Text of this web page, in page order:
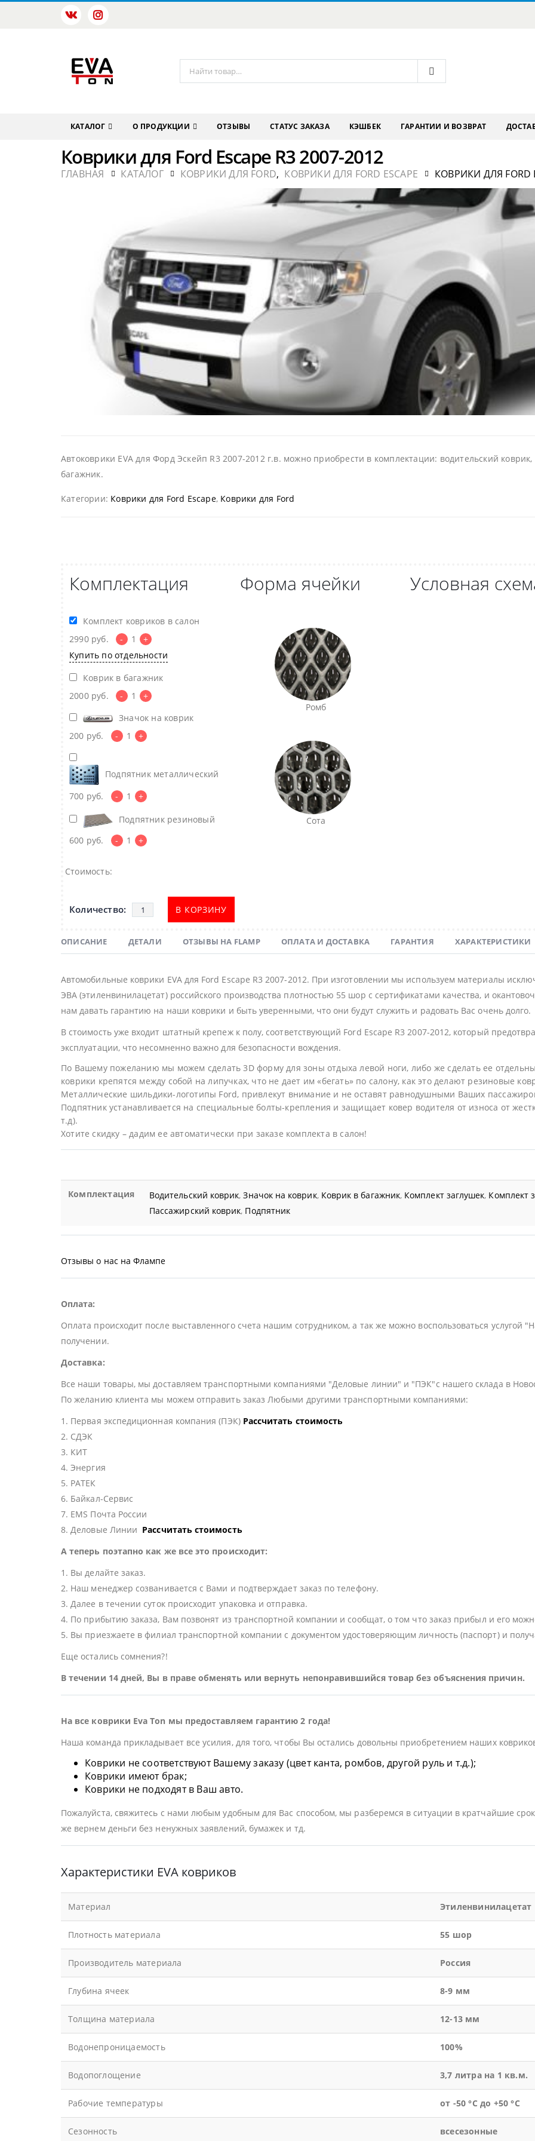
КАТАЛОГ О ПРОДУКЦИИ ОТЗЫВЫ СТАТУС ЗАКАЗА КЭШБЕК ГАРАНТИИ И ВОЗВРАТ
Коврики для Ford Escape R3 2007-2012
ГЛАВНАЯ КАТАЛОГ КОВРИКИ ДЛЯ FORD, КОВРИКИ ДЛЯ FORD ESCAPE КОВРИКИ ДЛЯ FORD
Автоковрики EVA для Форд Эскейп R3 2007-2012 г.в. можно приобрести в комплектации: водительский
багажник.
Категории: Коврики для Ford Escape, Коврики для Ford
Комплектация
Комплект ковриков в салон
2990 руб. - 1
+
Купить по отдельности
Коврик в багажник
2000 руб. - 1
+
Значок на коврик
200 руб. - 1 +
Подпятник металлический
700 руб. - 1 +
Подпятник резиновый
600 руб. - 1 +
Форма ячейки
Ромб
Сота
Условная
Стоимость:
В КОРЗИНУ
ОПИСАНИЕ ДЕТАЛИ ОТЗЫВЫ НА FLAMP ОПЛАТА И ДОСТАВКА ГАРАНТИЯ ХАРАКТЕРИСТИКИ
Автомобильные коврики EVA для Ford Escape R3 2007-2012. При изготовлении мы используем материалы
ЭВА (этиленвинилацетат) российского производства плотностью 55 шор с сертификатами качества, и
нам давать гарантию на наши коврики и быть уверенными, что они будут служить и радовать Вас очень долго.
В стоимость уже входит штатный крепеж к полу, соответствующий Ford Escape R3 2007-2012, который
эксплуатации, что несомненно важно для безопасности вождения.
По Вашему пожеланию мы можем сделать 3D форму для зоны отдыха левой ноги, либо же сделать ее
коврики крепятся между собой на липучках, что не дает им «бегать» по салону, как это делают резиновые
Металлические шильдики-логотипы Ford, привлекут внимание и не оставят равнодушными Ваших
Подпятник устанавливается на специальные болты-крепления и защищает ковер водителя от износа от
т.д).
Хотите скидку – дадим ее автоматически при заказе комплекта в салон!
Комплектация Водительский коврик,Значок на коврик, Коврик в багажник, Комплект заглушек, Комплект
Пассажирский коврик, Подпятник
Отзывы о нас на Флампе
Оплата:
Оплата происходит после выставленного счета нашим сотрудником, а так же можно воспользоваться
получении.
Доставка:
Все наши товары, мы доставляем транспортными компаниями "Деловые линии" и "ПЭК"с нашего склада в
По желанию клиента мы можем отправить заказ Любыми другими транспортными компаниями:
1. Первая экспедиционная компания (ПЭК) Рассчитать стоимость
2. СДЭК
3. КИТ
4. Энергия
5. РАТЕК
6. Байкал-Сервис
7. EMS Почта России
8. Деловые Линии Рассчитать стоимость
А теперь поэтапно как же все это происходит:
1. Вы делайте заказ.
2. Наш менеджер созванивается с Вами и подтверждает заказ по телефону.
3. Далее в течении суток происходит упаковка и отправка.
4. По прибытию заказа, Вам позвонят из транспортной компании и сообщат, о том что заказ прибыл и его
5. Вы приезжаете в филиал транспортной компании с документом удостоверяющим личность (паспорт) и
Еще остались сомнения?!
В течении 14 дней, Вы в праве обменять или вернуть непонравившийся товар без объяснения причин.
На все коврики Eva Ton мы предоставляем гарантию 2 года!
Наша команда прикладывает все усилия, для того, чтобы Вы остались довольны приобретением наших
Коврики не соответствуют Вашему заказу (цвет канта, ромбов, другой руль и т.д.);
Коврики имеют брак;
Коврики не подходят в Ваш авто.
Пожалуйста, свяжитесь с нами любым удобным для Вас способом, мы разберемся в ситуации в кратчайшие
же вернем деньги без ненужных заявлений, бумажек и тд.
Характеристики EVA ковриков
Материал Этиленвинилацетат
Плотность материала 55 шор
Производитель материала Россия
Глубина ячеек 8-9 мм
Толщина материала 12-13 мм
Водонепроницаемость 100%
Водопоглощение 3,7 литра на 1 кв.м.
Рабочие температуры от -50 °С до +50 °С
Сезонность всесезонные